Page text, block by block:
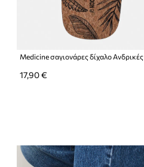
Medicine σαγιονάρες δίχαλο Ανδρικές
17,90 €